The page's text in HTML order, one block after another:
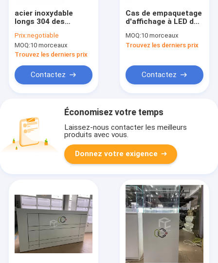
acier inoxydable
longs 304 des
magasin de bijoux de
400mm en verre au
détail
Prix:negotiable
MOQ:10 morceaux
Trouvez les derniers prix
Contactez
Cas de empaquetage
d'affichage à LED des
magasin de bijoux en
verre de Penbo EPE
MOQ:10 morceaux
Trouvez les derniers prix
Contactez
Économisez votre temps
Laissez-nous contacter les meilleurs
produits avec vous.
Donnez votre exigence